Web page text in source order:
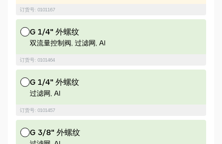
订货号: 0101167
G 1/4" 外螺纹
双流量控制阀, 过滤网, Al
订货号: 0101464
G 1/4" 外螺纹
过滤网, Al
订货号: 0101457
G 3/8" 外螺纹